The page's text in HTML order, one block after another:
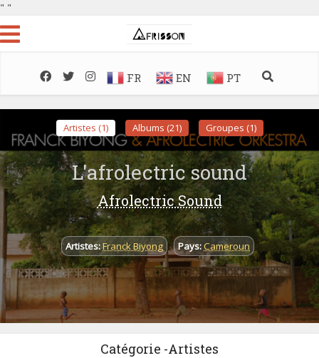
" "
FR EN PT
Artistes (1) Albums (21) Groupes (1)
L'afrolectric sound
Afrolectric Sound
Artistes:Franck Biyong Pays:Cameroun
Catégorie -Artistes